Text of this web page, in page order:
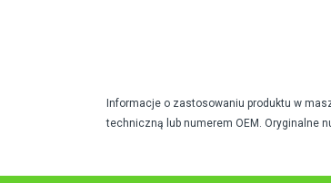
Informacje o zastosowaniu produktu w
techniczną lub numerem OEM. Oryginalne